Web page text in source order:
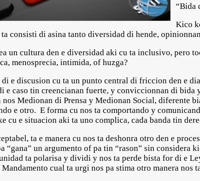
“Bida
Kico
consisti di asina tanto diversidad di hende,
un cultura den e diversidad aki cu ta inclusivo, pero
menosprecia, intimida, of huzga?
e discusion cu ta un punto central di friccion den e
e caso tin creencianan fuerte, y conviccionnan di bida
nos Medionan di Prensa y Medionan Social, diferente
e otro. E forma cu nos ta comportando y
cu e situacion aki ta uno complica, cada banda tin
ta e manera cu nos ta deshonra otro den e
“gana” un argumento of pa tin “rason” sin considera
ta polarisa y dividi y nos ta perde bista for di e
cual ta urgi nos pa stima otro manera nos